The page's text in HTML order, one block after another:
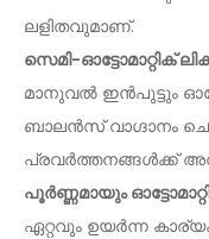
ലളിതവുമാണ്.
സെമി-ഓട്ടോമാറ്റിക്
മാനുവൽ ഇൻപുട്ടും
ബാലൻസ് വാഗ്ദാനം
പ്രവർത്തനങ്ങൾക്ക്
പൂർണ്ണമായും
ഏറ്റവും ഉയർന്ന